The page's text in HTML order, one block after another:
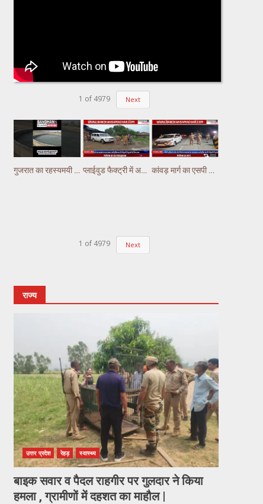
1 of 4979 Next
गुजरात का रहस्यमयी कुआं चर्चा में, पानी में लगातार हो रही हलचल #gujarat प्लाईवुड फैक्ट्री में अचानक लगी भीषण आग, लाखों का नुकसान कांवड़ मार्ग का एसपी अभिषेक झा ने किया निरीक्षण,पुलिस ड्यूटी पर तैनात अस्थाई चौकियो का किया निरीक्षण
1 of 4979 Next
राज्य
उत्तर प्रदेश रेहड़ स्वास्थ्य
बाइक सवार व पैदल राहगीर पर गुलदार ने किया
हमला , ग्रामीणों में दहशत का माहौल |